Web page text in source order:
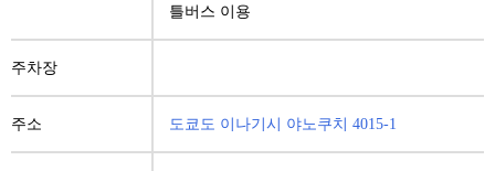
틀버스 이용
주차장
주소 도쿄도 이나기시 야노쿠치 4015-1